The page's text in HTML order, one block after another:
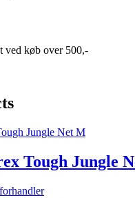
ved køb over 500,-
Tough Jungle